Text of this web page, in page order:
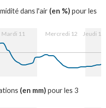
dans l'air (en %) pour les
Mardi 11 Mercredi 12 Jeudi 13
(en mm) pour les 3